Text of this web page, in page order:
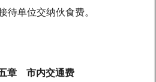
待单位交纳伙食费。
章 市内交通费